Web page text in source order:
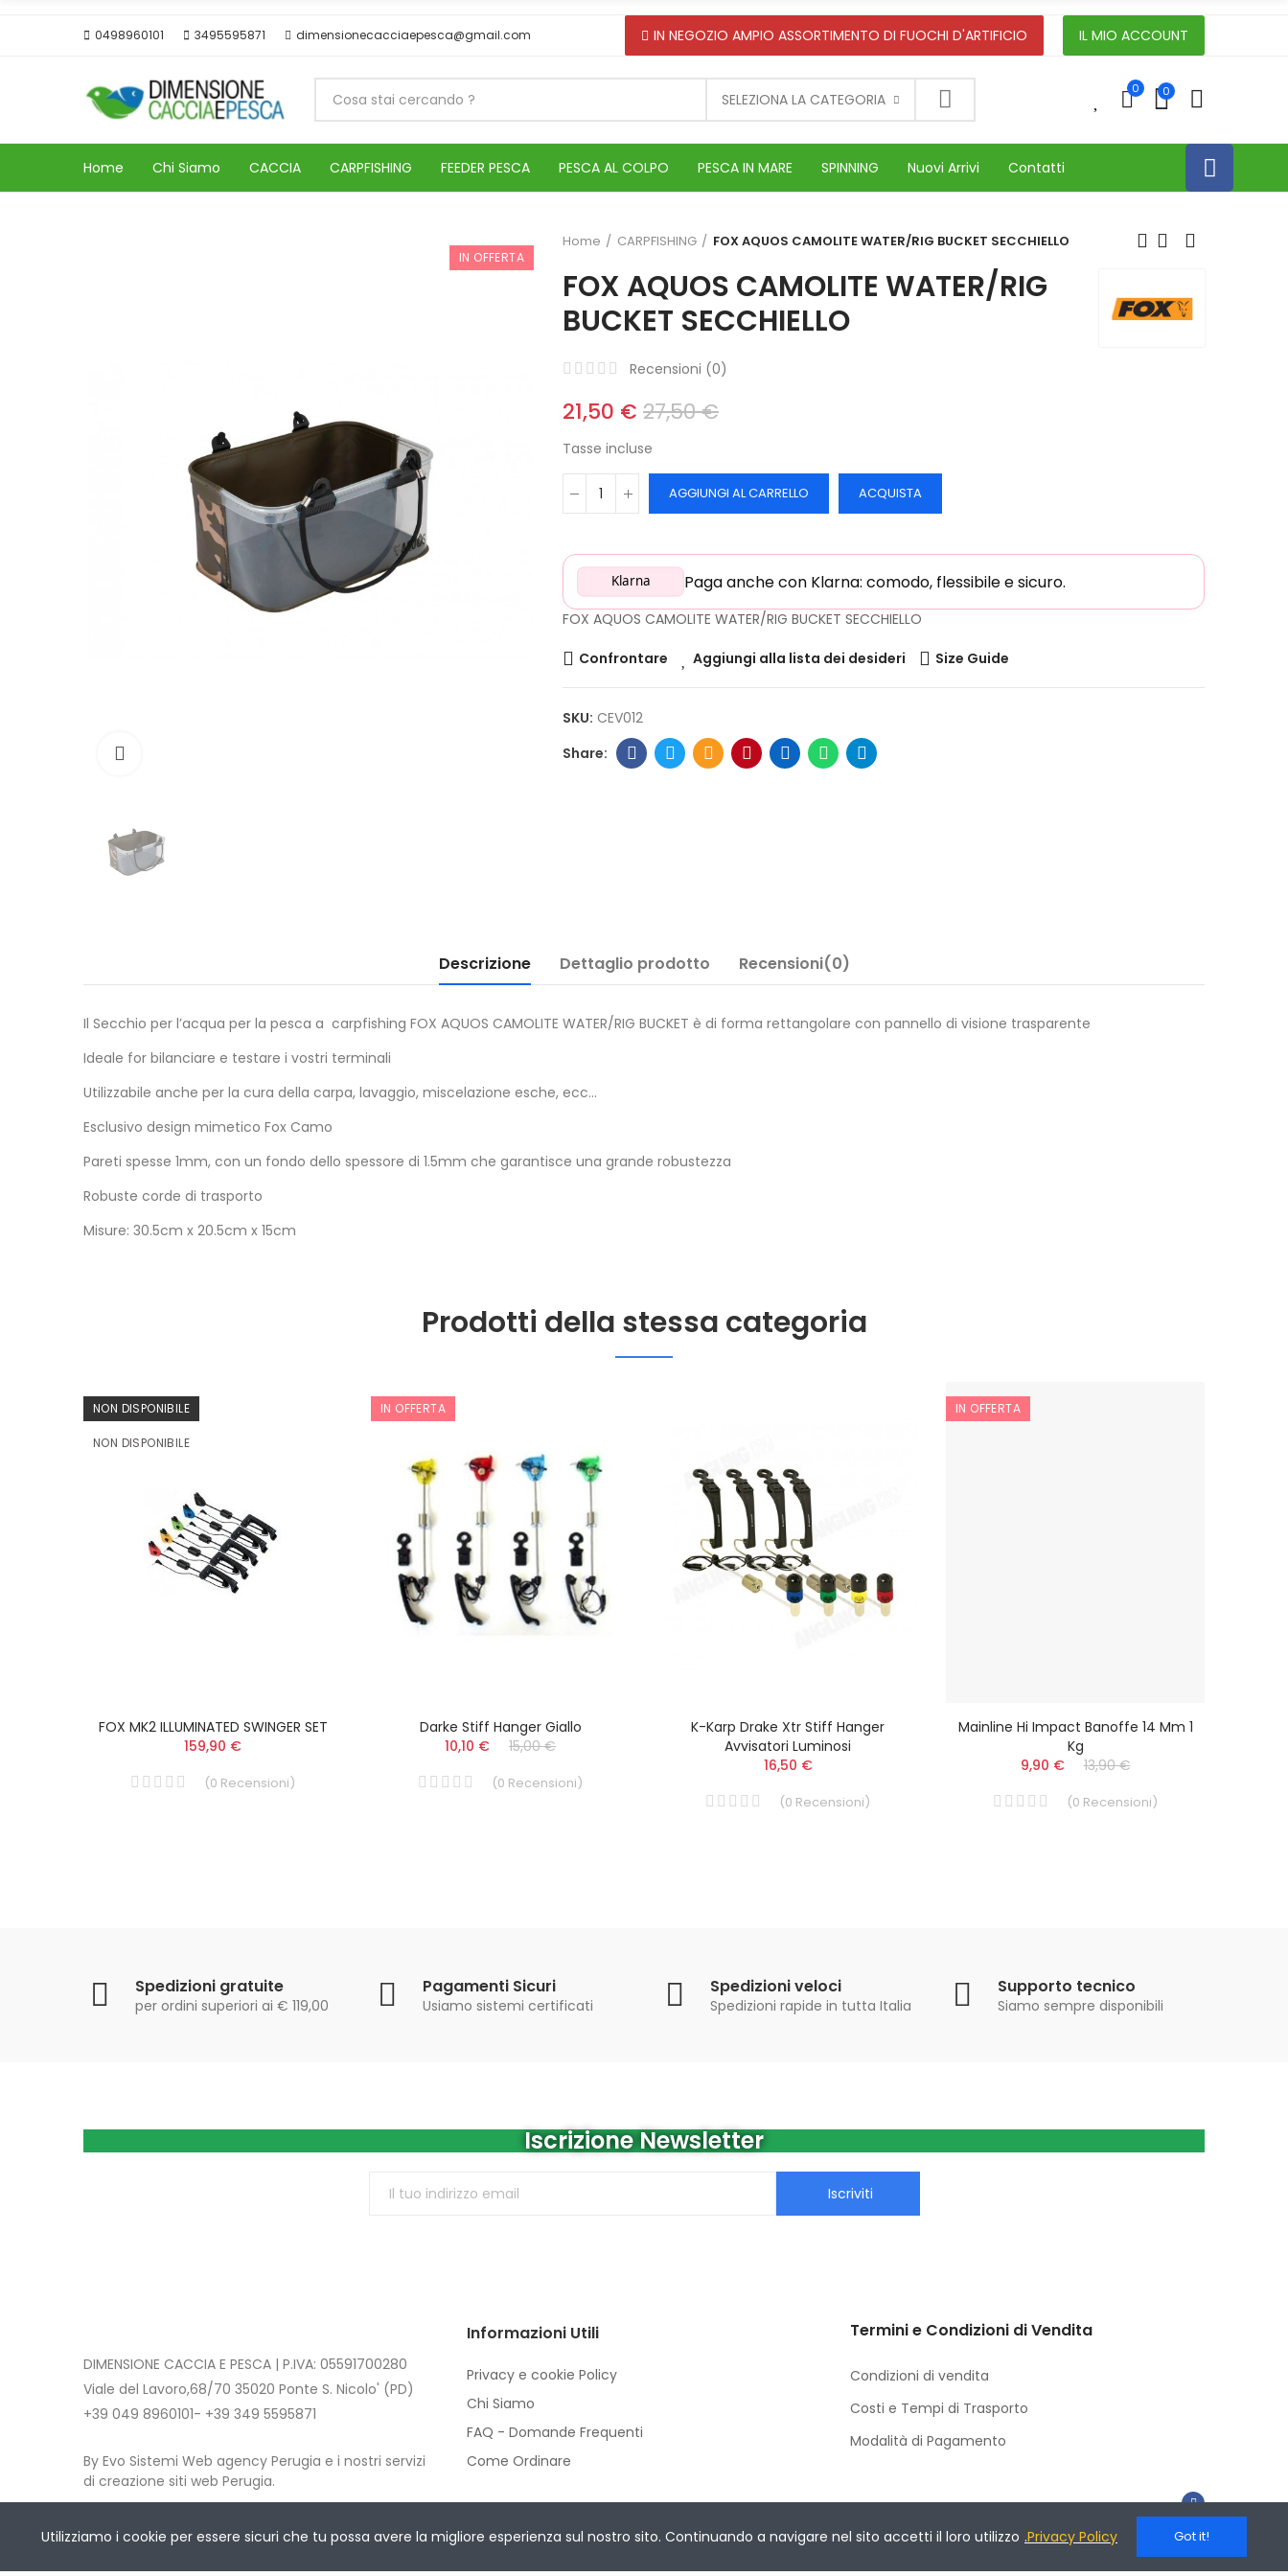
0498960101 3495595871 dimensionecacciaepesca@gmail.com IN NEGOZIO AMPIO ASSORTIMENTO DI FUOCHI D'ARTIFICIO IL MIO ACCOUNT
SELEZIONA LA CATEGORIA
0 0
Home Chi Siamo CACCIA CARPFISHING FEEDER PESCA PESCA AL COLPO PESCA IN MARE SPINNING Nuovi Arrivi Contatti
IN OFFERTA
Home CARPFISHING FOX AQUOS CAMOLITE WATER/RIG BUCKET SECCHIELLO
FOX AQUOS CAMOLITE WATER/RIG
BUCKET SECCHIELLO
Recensioni (0)
21,50 € 27,50 €
Tasse incluse
AGGIUNGI AL CARRELLO ACQUISTA
Klarna Paga anche con Klarna: comodo, flessibile e sicuro.
FOX AQUOS CAMOLITE WATER/RIG BUCKET SECCHIELLO
Confrontare Aggiungi alla lista dei desideri Size Guide
SKU: CEV012
Descrizione Dettaglio prodotto Recensioni(0)
Il Secchio per l’acqua per la pesca a carpfishing FOX AQUOS CAMOLITE WATER/RIG BUCKET è di forma rettangolare con pannello di visione trasparente
Ideale for bilanciare e testare i vostri terminali
Utilizzabile anche per la cura della carpa, lavaggio, miscelazione esche, ecc…
Esclusivo design mimetico Fox Camo
Pareti spesse 1mm, con un fondo dello spessore di 1.5mm che garantisce una grande robustezza
Robuste corde di trasporto
Misure: 30.5cm x 20.5cm x 15cm
Prodotti della stessa categoria
NON DISPONIBILE
NON DISPONIBILE
FOX MK2 ILLUMINATED SWINGER SET
159,90 €
(0 Recensioni)
IN OFFERTA
Darke Stiff Hanger Giallo
10,10 €
15,00 €
(0 Recensioni)
K-Karp Drake Xtr Stiff Hanger
Avvisatori Luminosi
16,50 €
(0 Recensioni)
IN OFFERTA
Mainline Hi Impact Banoffe 14 Mm 1
Kg
9,90 €
13,90 €
(0 Recensioni)
Spedizioni gratuite
per ordini superiori ai € 119,00
Pagamenti Sicuri
Usiamo sistemi certificati
Spedizioni veloci
Spedizioni rapide in tutta Italia
Supporto tecnico
Siamo sempre disponibili
Iscrizione Newsletter
Iscriviti
DIMENSIONE CACCIA E PESCA | P.IVA: 05591700280
Viale del Lavoro,68/70 35020 Ponte S. Nicolo' (PD)
+39 049 8960101- +39 349 5595871
By Evo Sistemi Web agency Perugia e i nostri servizi
di creazione siti web Perugia.
Informazioni Utili
Privacy e cookie Policy
Chi Siamo
FAQ - Domande Frequenti
Come Ordinare
Termini e Condizioni di Vendita
Condizioni di vendita
Costi e Tempi di Trasporto
Modalità di Pagamento
Utilizziamo i cookie per essere sicuri che tu possa avere la migliore esperienza sul nostro sito. Continuando a navigare nel sito accetti il loro utilizzo .Privacy Policy Got it!